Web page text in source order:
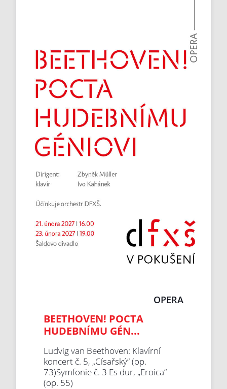
OPERA
BEETHOVEN! POCTA
HUDEBNÍMU GÉN...
Ludvig van Beethoven: Klavírní
koncert č. 5, „Císařský“ (op.
73)Symfonie č. 3 Es dur, „Eroica“
(op. 55)